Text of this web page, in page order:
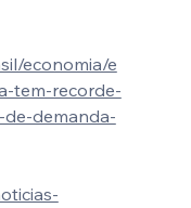
economia/e
tem-recorde-
demanda-